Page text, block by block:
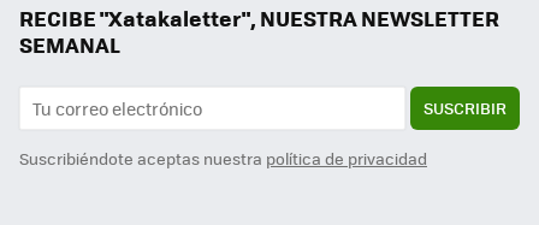
RECIBE "Xatakaletter", NUESTRA NEWSLETTER
SEMANAL
SUSCRIBIR
Suscribiéndote aceptas nuestra política de privacidad